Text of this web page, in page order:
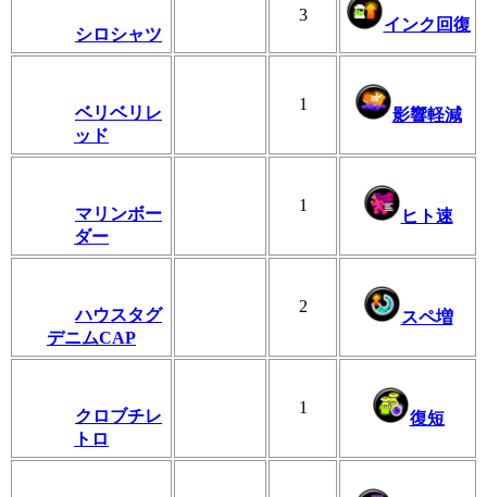
シロシャツ
3
インク回復
ベリベリレ
ッド
1
影響軽減
マリンボー
ダー
1
ヒト速
ハウスタグ
デニムCAP
2
スペ増
クロブチレ
トロ
1
復短